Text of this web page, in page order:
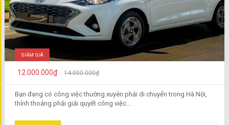
GIẢM GIÁ
12.000.000₫ 14.000.000₫
Bạn đang có công việc thường xuyên phải di chuyển trong Hà Nội,
thỉnh thoảng phải giải quyết công việc...